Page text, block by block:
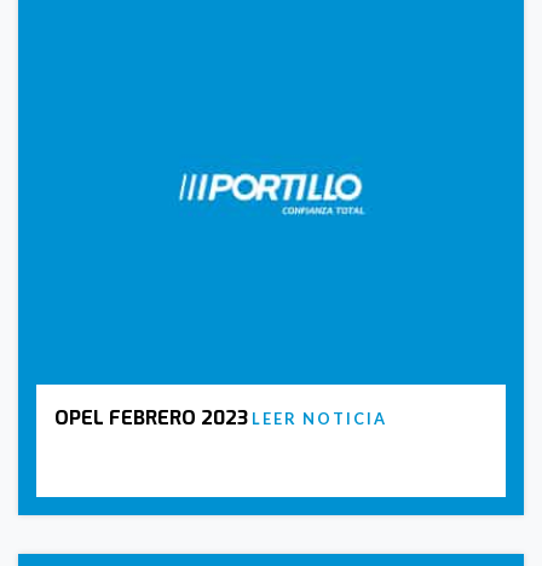
OPEL FEBRERO 2023 LEER NOTICIA